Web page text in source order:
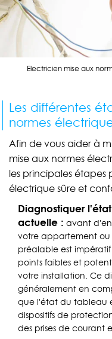
Electricien mise aux
Les différentes
normes
Afin de vous aider à
mise aux normes
les principales étapes
électrique sûre et
Diagnostiquer
actuelle : avant
votre appartement ou
préalable est
points faibles et
votre installation. Ce
généralement en
que l'état du tableau
dispositifs de
des prises de courant